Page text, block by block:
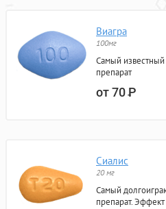
Виагра
100мг
Самый
препарат
от 70Р
Сиалис
20 мг
Самый
препарат.